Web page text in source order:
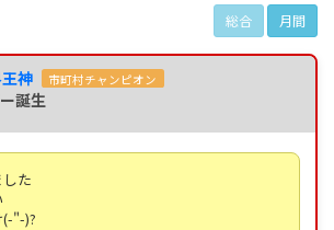
総合 月間
神 市町村チャンピオン
誕生
た
"-)?